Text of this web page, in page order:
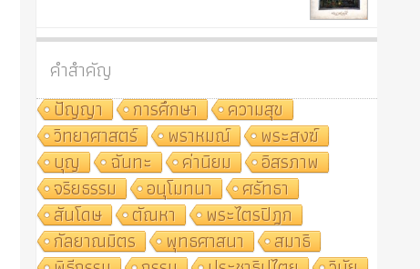
คำสำคัญ
ปัญญา
การศึกษา
ความสุข
วิทยาศาสตร์
พราหมณ์
พระสงฆ์
บุญ
ฉันทะ ค่านิยม
อิสรภาพ
จริยธรรม
อนุโมทนา
ศรัทธา
สันโดษ
ตัณหา
พระไตรปิฎก
กัลยาณมิตร
พุทธศาสนา
สมาธิ